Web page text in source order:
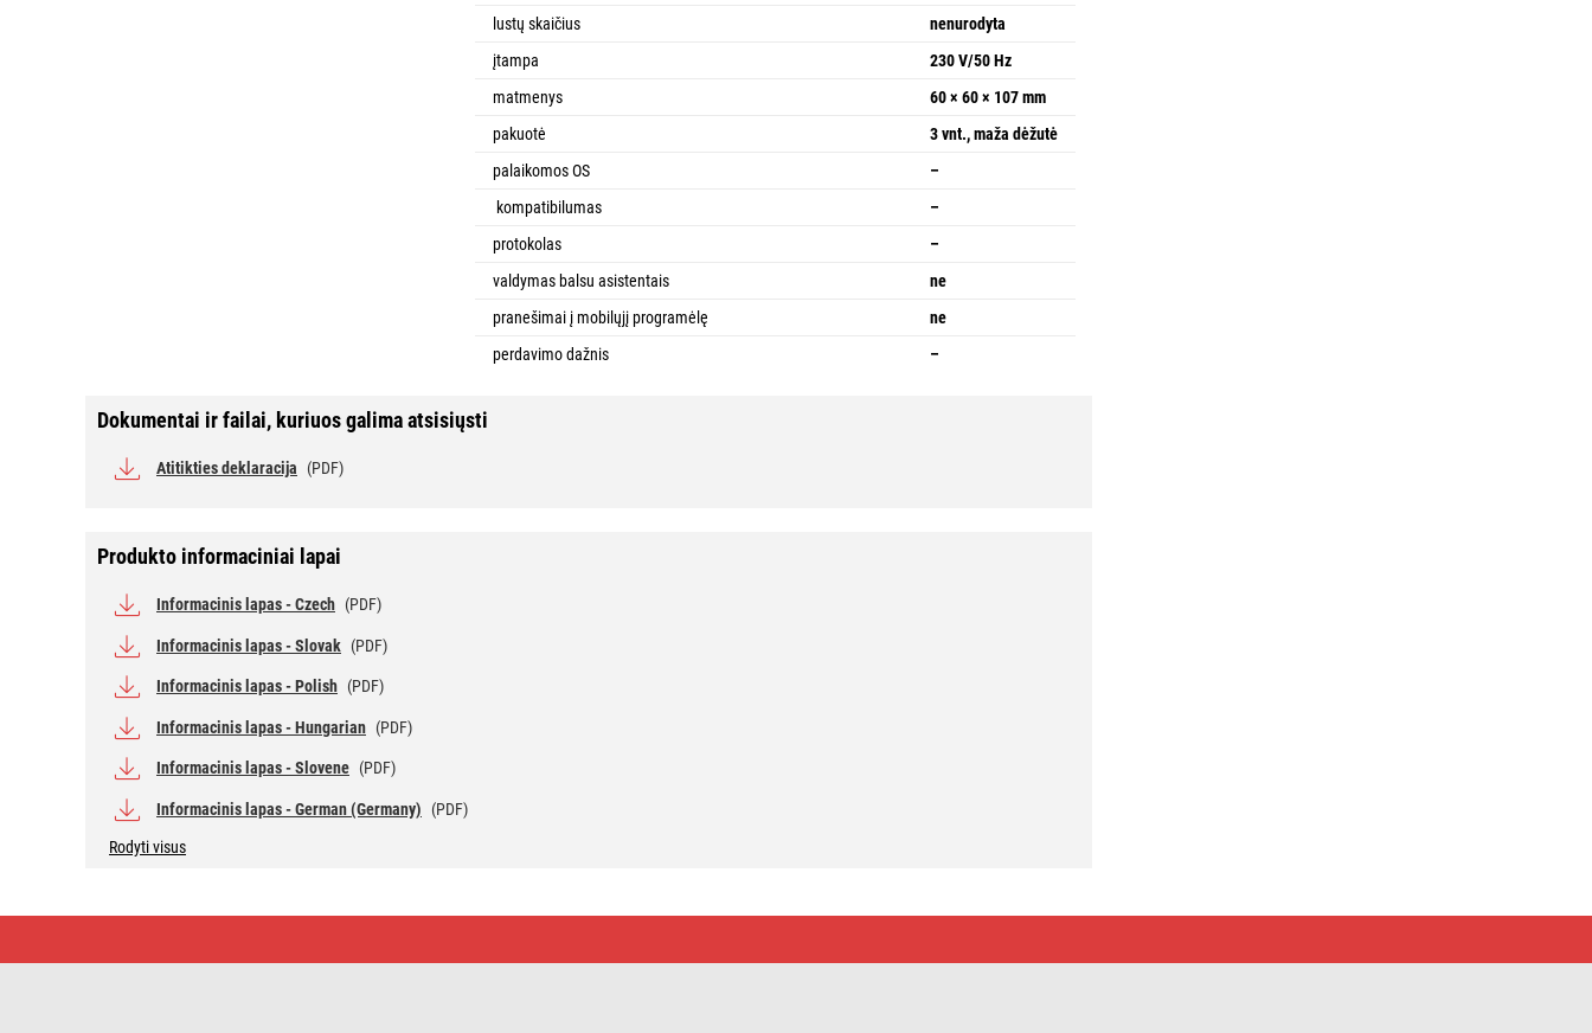
lustų skaičius
nenurodyta
įtampa
230 V/50 Hz
matmenys
60 × 60 × 107 mm
pakuotė
3 vnt., maža dėžutė
palaikomos OS
–
kompatibilumas
–
protokolas
–
valdymas balsu asistentais
ne
pranešimai į mobilųjį programėlę
ne
perdavimo dažnis
–
Dokumentai ir failai, kuriuos galima atsisiųsti
Atitikties deklaracija (PDF)
Produkto informaciniai lapai
Informacinis lapas - Czech (PDF)
Informacinis lapas - Slovak (PDF)
Informacinis lapas - Polish (PDF)
Informacinis lapas - Hungarian (PDF)
Informacinis lapas - Slovene (PDF)
Informacinis lapas - German (Germany) (PDF)
Rodyti visus
Classic